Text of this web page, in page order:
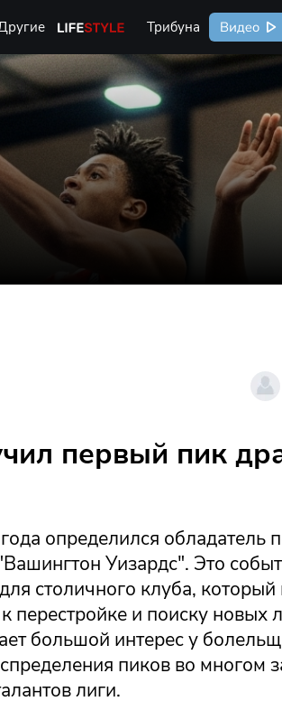
Life Style Трибуна Видео
первый пик
определился обладатель
Уизардс". Это
столичного клуба, который
перестройке и поиску новых
большой интерес у
пиков во многом
лиги.